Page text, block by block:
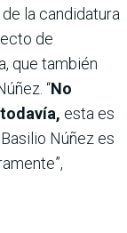
la candidatura
de
que también
“No
esta es
Núñez es